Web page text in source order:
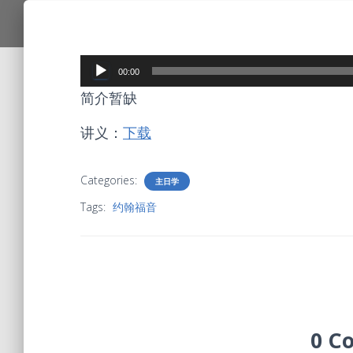
Audio
Player
00:00
简介暂缺
讲义： 下载
Categories: 主日学
Tags: 约翰福音
0